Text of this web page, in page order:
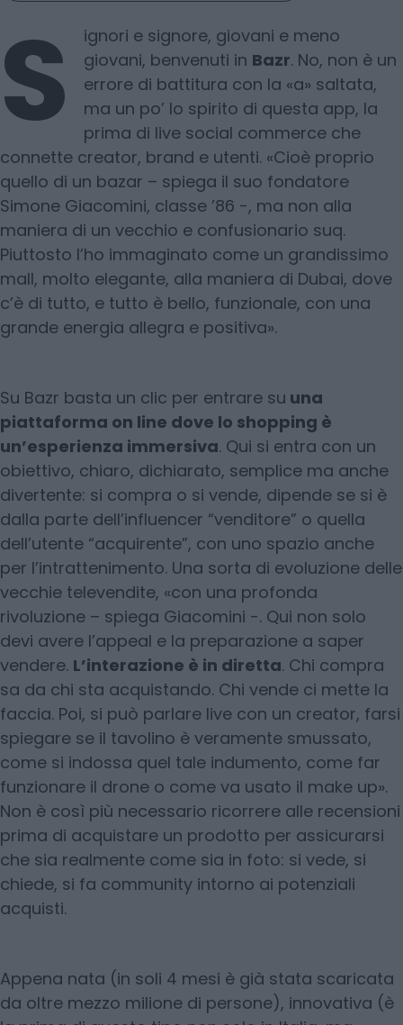
S
ignori e signore, giovani e meno
giovani, benvenuti in Bazr. No, non è un
errore di battitura con la «a» saltata,
ma un po’ lo spirito di questa app, la
prima di live social commerce che
connette creator, brand e utenti. «Cioè proprio
quello di un bazar – spiega il suo fondatore
Simone Giacomini, classe ’86 -, ma non alla
maniera di un vecchio e confusionario suq.
Piuttosto l’ho immaginato come un grandissimo
mall, molto elegante, alla maniera di Dubai, dove
c’è di tutto, e tutto è bello, funzionale, con una
grande energia allegra e positiva».
Su Bazr basta un clic per entrare su una
piattaforma on line dove lo shopping è
un’esperienza immersiva. Qui si entra con un
obiettivo, chiaro, dichiarato, semplice ma anche
divertente: si compra o si vende, dipende se si è
dalla parte dell’influencer “venditore” o quella
dell’utente “acquirente”, con uno spazio anche
per l’intrattenimento. Una sorta di evoluzione delle
vecchie televendite, «con una profonda
rivoluzione – spiega Giacomini -. Qui non solo
devi avere l’appeal e la preparazione a saper
vendere. L’interazione è in diretta. Chi compra
sa da chi sta acquistando. Chi vende ci mette la
faccia. Poi, si può parlare live con un creator, farsi
spiegare se il tavolino è veramente smussato,
come si indossa quel tale indumento, come far
funzionare il drone o come va usato il make up».
Non è così più necessario ricorrere alle recensioni
prima di acquistare un prodotto per assicurarsi
che sia realmente come sia in foto: si vede, si
chiede, si fa community intorno ai potenziali
acquisti.
Appena nata (in soli 4 mesi è già stata scaricata
da oltre mezzo milione di persone), innovativa (è